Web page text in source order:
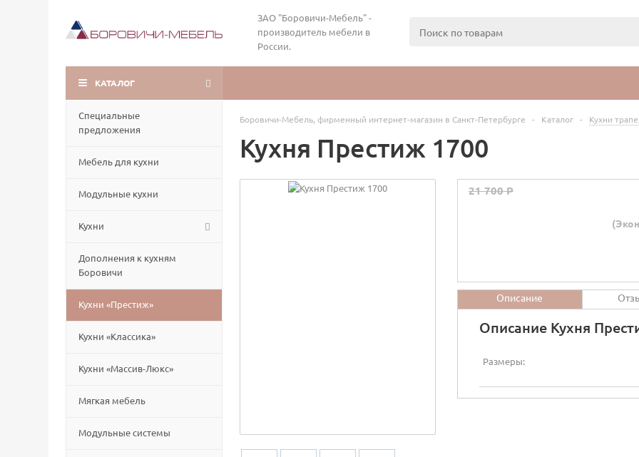
ЗАО "Боровичи-Мебель" -
производитель мебели в
России.
КАТАЛОГ
Специальные
предложения
Мебель для кухни
Модульные кухни
Кухни
Дополнения к кухням
Боровичи
Кухни «Престиж»
Кухни «Классика»
Кухни «Массив-Люкс»
Мягкая мебель
Модульные системы
Боровичи-Мебель, фирменный интернет-магазин в Санкт-Петербурге - Каталог - Кухни
Кухня Престиж 1700
21 700 P
Описание
Описание Кухня
Размеры: